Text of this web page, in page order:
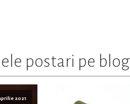
postari pe blog
2021